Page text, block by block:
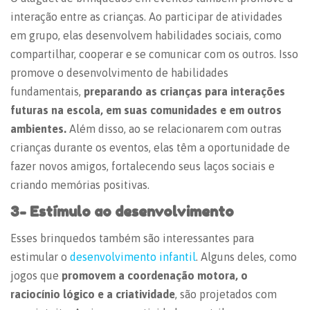
interação entre as crianças. Ao participar de atividades
em grupo, elas desenvolvem habilidades sociais, como
compartilhar, cooperar e se comunicar com os outros. Isso
promove o desenvolvimento de habilidades
fundamentais, preparando as crianças para interações
futuras na escola, em suas comunidades e em outros
ambientes. Além disso, ao se relacionarem com outras
crianças durante os eventos, elas têm a oportunidade de
fazer novos amigos, fortalecendo seus laços sociais e
criando memórias positivas.
3- Estímulo ao desenvolvimento
Esses brinquedos também são interessantes para
estimular o desenvolvimento infantil. Alguns deles, como
jogos que promovem a coordenação motora, o
raciocínio lógico e a criatividade, são projetados com